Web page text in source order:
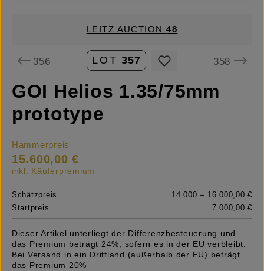
LEITZ AUCTION48
356 LOT 357 358
GOI Helios 1.35/75mm
prototype
Hammerpreis
15.600,00 €
inkl. Käuferpremium
Schätzpreis
14.000 – 16.000,00 €
Startpreis
7.000,00 €
Dieser Artikel unterliegt der Differenzbesteuerung und
das Premium beträgt 24%, sofern es in der EU verbleibt.
Bei Versand in ein Drittland (außerhalb der EU) beträgt
das Premium 20%